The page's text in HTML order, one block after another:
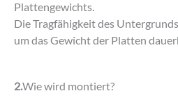
Plattengewichts.
Die Tragfähigkeit des
um das Gewicht der Platten
2.Wie wird montiert?